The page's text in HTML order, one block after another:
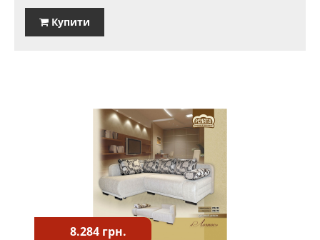
Купити
8.284 грн.